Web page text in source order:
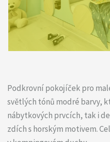
Podkrovní pokojíček pro
světlých tónů modré barvy,
nábytkových prvcích, tak i
zdích s horským motivem.